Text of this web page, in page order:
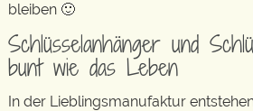
bleiben 🙂
Schlüsselanhänger und
bunt wie das Leben
In der Lieblingsmanufaktur